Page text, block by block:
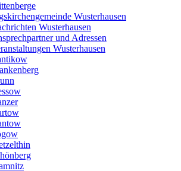
Wusterhausen
Wusterhausen
und Adressen
Wusterhausen